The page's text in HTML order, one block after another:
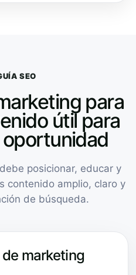
SEO
para
útil para
posicionar, educar y
contenido amplio, claro y
de búsqueda.
marketing